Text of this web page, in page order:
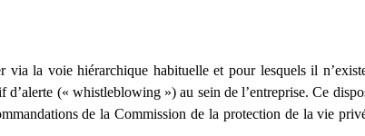
la voie hiérarchique habituelle et pour lesquels il
(« whistleblowing ») au sein de l’entreprise. Ce
de la Commission de la protection de la vie